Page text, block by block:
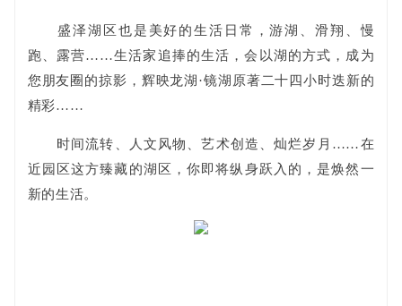
盛泽湖区也是美好的生活日常，游湖、滑翔、慢
跑、露营……生活家追捧的生活，会以湖的方式，成为
您朋友圈的掠影，辉映龙湖·镜湖原著二十四小时迭新的
精彩……
时间流转、人文风物、艺术创造、灿烂岁月……在
近园区这方臻藏的湖区，你即将纵身跃入的，是焕然一
新的生活。